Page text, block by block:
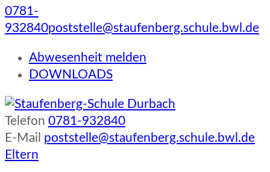
0781-
932840poststelle@staufenberg.schule.bwl.de
Abwesenheit melden
DOWNLOADS
Staufenberg-Schule Durbach
Telefon 0781-932840
E-Mail poststelle@staufenberg.schule.bwl.de
Eltern